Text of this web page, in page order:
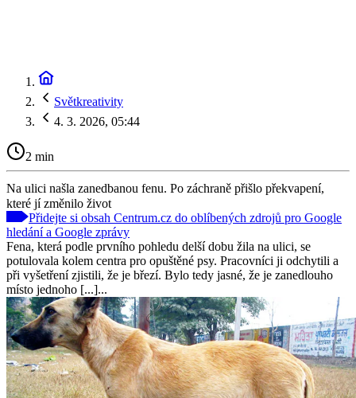
Světkreativity
4. 3. 2026, 05:44
2 min
Na ulici našla zanedbanou fenu. Po záchraně přišlo překvapení,
které jí změnilo život
Přidejte si obsah Centrum.cz do oblíbených zdrojů pro Google
hledání a Google zprávy
Fena, která podle prvního pohledu delší dobu žila na ulici, se
potulovala kolem centra pro opuštěné psy. Pracovníci ji odchytili a
při vyšetření zjistili, že je březí. Bylo tedy jasné, že je zanedlouho
místo jednoho [...]...